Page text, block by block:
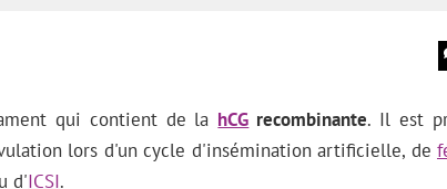
qui contient de la hCG recombinante. Il est
lors d'un cycle d'insémination artificielle, de
d'ICSI.